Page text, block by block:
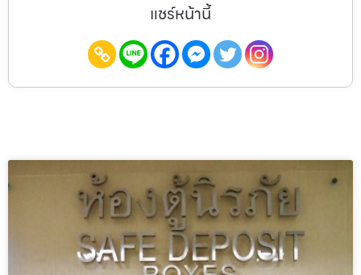
แชร์หน้านี้